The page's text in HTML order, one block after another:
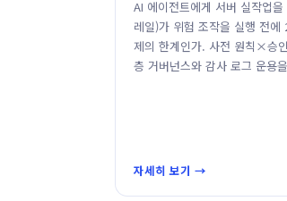
AI 에이전트에게 서버 실작업
레일)가 위험 조작을 실행 전
제의 한계인가. 사전 원칙×승
층 거버넌스와 감사 로그 운용
자세히 보기 →